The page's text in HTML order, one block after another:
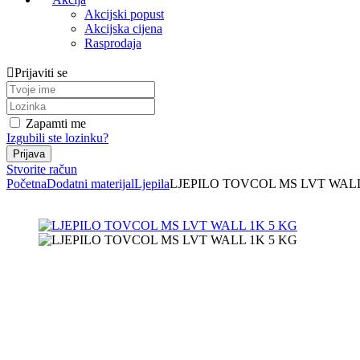
Akcijski popust
Akcijska cijena
Rasprodaja
Prijaviti se
Zapamti me
Izgubili ste lozinku?
Stvorite račun
PočetnaDodatni materijalLjepilaLJEPILO TOVCOL MS LVT